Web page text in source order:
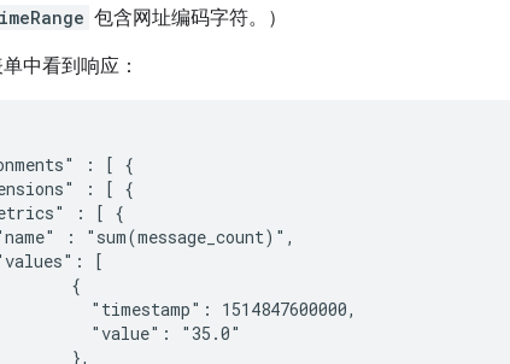
包含网址编码字符。）
中看到响应：
: [ {
: [ {
: [ {
: "sum(message_count)",
[
{
"timestamp": 1514847600000,
"value": "35.0"
},